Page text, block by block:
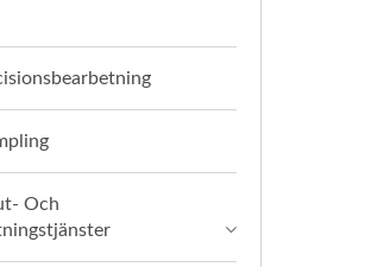
Och